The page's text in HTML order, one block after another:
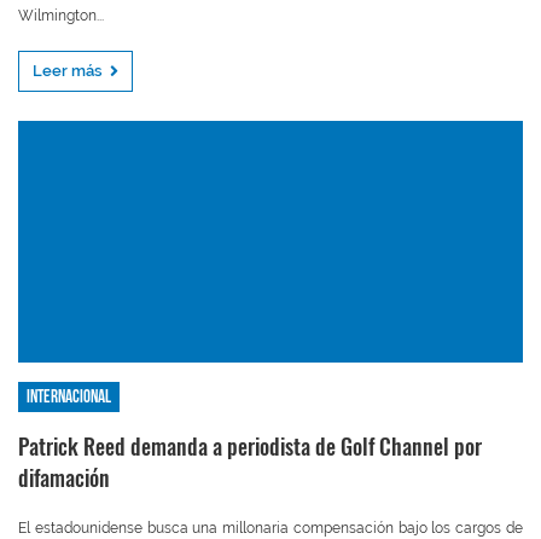
Wilmington...
Leer más
Internacional
Patrick Reed demanda a periodista de Golf Channel por
difamación
El estadounidense busca una millonaria compensación bajo los cargos de